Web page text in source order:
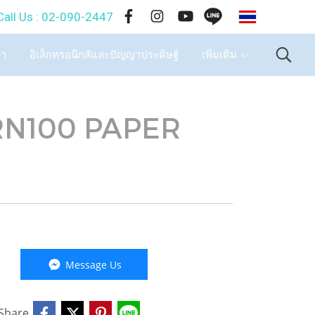
2447
อิเล็กทรอนิกส์และปัญญาประดิษฐ์ เพิ่มเติม
PAPER
Message Us